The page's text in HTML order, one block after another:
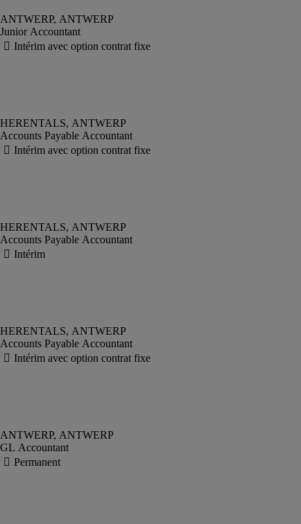
Junior Accountant
Accounts Payable Accountant
Accounts Payable Accountant
Accounts Payable Accountant
GL Accountant